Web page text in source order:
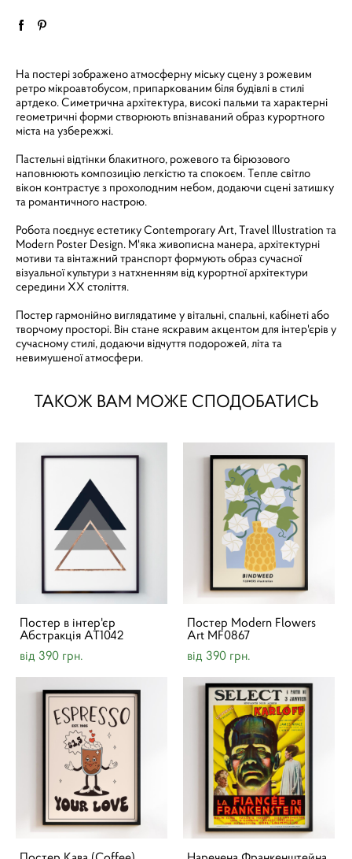
На постері зображено атмосферну міську сцену з рожевим
ретро мікроавтобусом, припаркованим біля будівлі в стилі
артдеко. Симетрична архітектура, високі пальми та характерні
геометричні форми створюють впізнаваний образ курортного
міста на узбережжі.
Пастельні відтінки блакитного, рожевого та бірюзового
наповнюють композицію легкістю та спокоєм. Тепле світло
вікон контрастує з прохолодним небом, додаючи сцені затишку
та романтичного настрою.
Робота поєднує естетику Contemporary Art, Travel Illustration та
Modern Poster Design. М'яка живописна манера, архітектурні
мотиви та вінтажний транспорт формують образ сучасної
візуальної культури з натхненням від курортної архітектури
середини ХХ століття.
Постер гармонійно виглядатиме у вітальні, спальні, кабінеті або
творчому просторі. Він стане яскравим акцентом для інтер'єрів у
сучасному стилі, додаючи відчуття подорожей, літа та
невимушеної атмосфери.
ТАКОЖ ВАМ МОЖЕ СПОДОБАТИСЬ
Постер в інтер'єр
Абстракція AT1042
від 390 грн.
Постер Modern Flowers
Art MF0867
від 390 грн.